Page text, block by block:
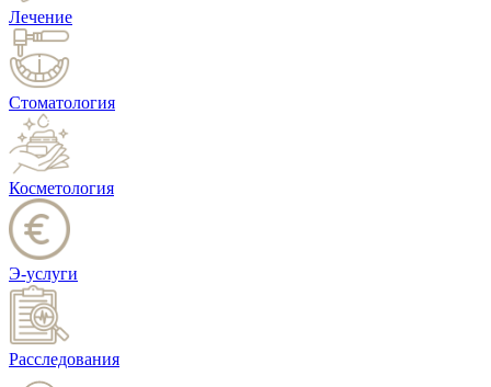
Лечение
Стоматология
Косметология
Э-услуги
Расследования